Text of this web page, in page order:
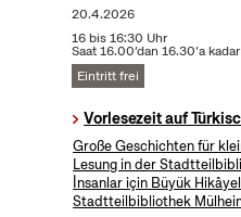
20.4.2026
16 bis 16:30 Uhr
Saat 16.00’dan 16.30’a kadar
Eintritt frei
Vorlesezeit auf
Große Geschichten für
Lesung in der
İnsanlar için Büyük
Stadtteilbibliothek